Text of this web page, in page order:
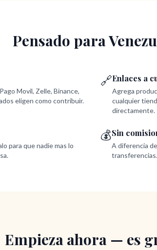
Pensado para
Movil, Zelle, Binance,
eligen como contribuir.
🔗Enlaces a
Agrega
cualquier
directamente.
para que nadie mas lo
💰Sin
A diferencia
Empieza ahora — es